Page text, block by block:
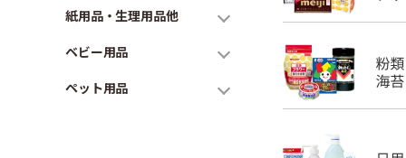
紙用品・生理用品他
ベビー用品
ペット用品